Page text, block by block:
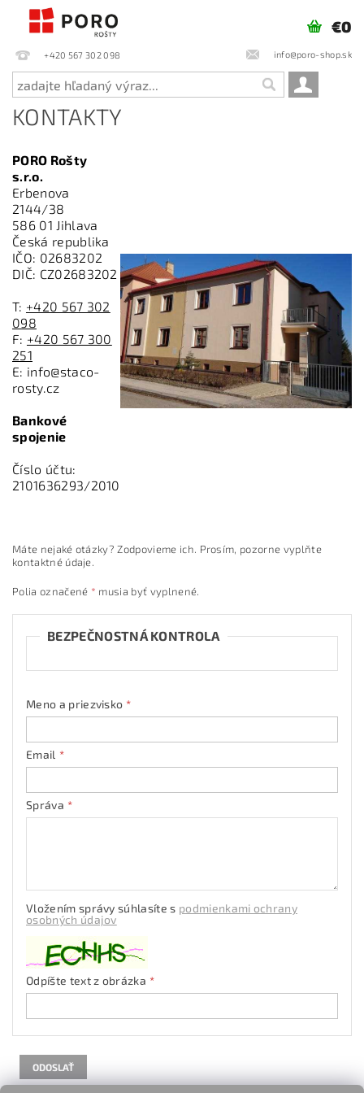
+420 567 302 098 info@poro-shop.sk
€0
KONTAKTY
PORO Rošty
s.r.o.
Erbenova
2144/38
586 01 Jihlava
Česká republika
IČO: 02683202
DIČ: CZ02683202
T: +420 567 302
098
F: +420 567 300
251
E: info@staco-
rosty.cz
Bankové
spojenie
Číslo účtu:
2101636293/2010
Máte nejaké otázky? Zodpovieme ich. Prosím, pozorne vyplňte
kontaktné údaje.
Polia označené * musia byť vyplnené.
BEZPEČNOSTNÁ KONTROLA
Meno a priezvisko
Email
Správa
Vložením správy súhlasíte s podmienkami ochrany
osobných údajov
Odpíšte text z obrázka